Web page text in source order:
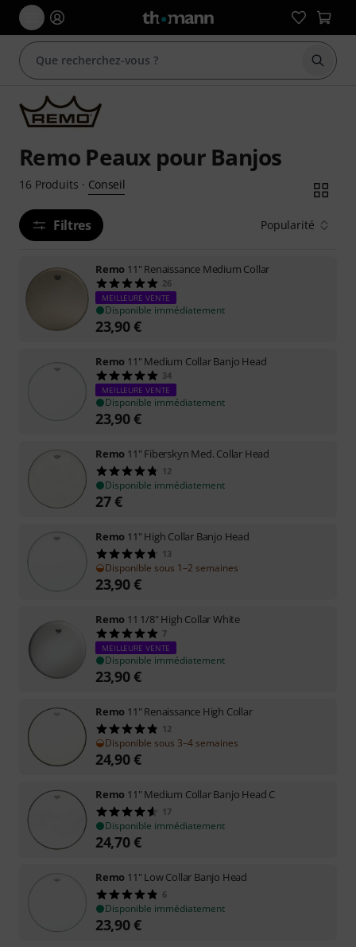
Remo Peaux pour Banjos
16 Produits · Conseil
Filtres Popularité
Remo 11" Renaissance Medium Collar
26
MEILLEURE VENTE
Disponible immédiatement
23,90€
Remo 11" Medium Collar Banjo Head
34
MEILLEURE VENTE
Disponible immédiatement
23,90€
Remo 11" Fiberskyn Med. Collar Head
12
Disponible immédiatement
27€
Remo 11" High Collar Banjo Head
13
Disponible sous 1–2 semaines
23,90€
Remo 11 1/8" High Collar White
7
MEILLEURE VENTE
Disponible immédiatement
23,90€
Remo 11" Renaissance High Collar
12
Disponible sous 3–4 semaines
24,90€
Remo 11" Medium Collar Banjo Head C
17
Disponible immédiatement
24,70€
Remo 11" Low Collar Banjo Head
6
Disponible immédiatement
23,90€